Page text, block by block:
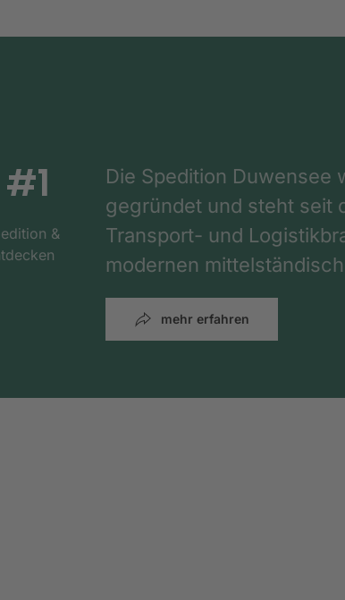
Die Spedition Duwensee
gegründet und steht seit
Transport- und
modernen
mehr erfahren